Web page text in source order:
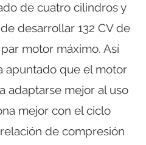
de cuatro cilindros y
desarrollar 132 CV de
motor máximo. Así
apuntado que el motor
adaptarse mejor al uso
mejor con el ciclo
de compresión